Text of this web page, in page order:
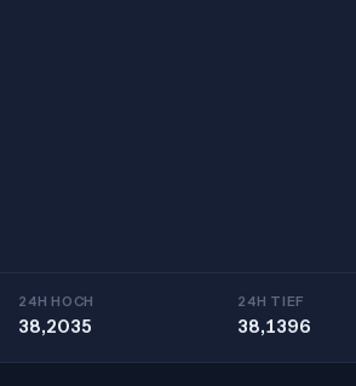
24H HOCH
38,2035
24H TIEF
38,1396